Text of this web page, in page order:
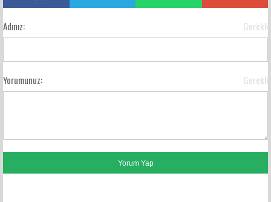
Adınız: Gerekli
Yorumunuz: Gerekli